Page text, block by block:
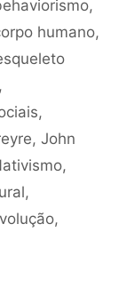
,
humano,
,
,
, John
,
,
,